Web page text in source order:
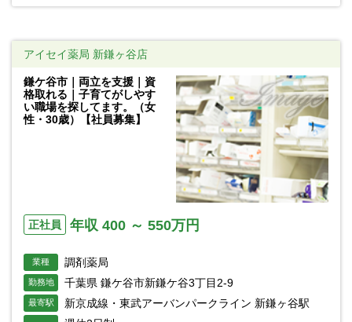
アイセイ薬局 新鎌ヶ谷店
鎌ケ谷市｜両立を支援｜資
格取れる｜子育てがしやす
い職場を探してます。（女
性・30歳）【社員募集】
正社員 年収 400 ～ 550万円
業種 調剤薬局
勤務地 千葉県 鎌ケ谷市新鎌ケ谷3丁目2-9
最寄駅
新京成線・東武アーバンパークライン 新鎌ヶ谷駅